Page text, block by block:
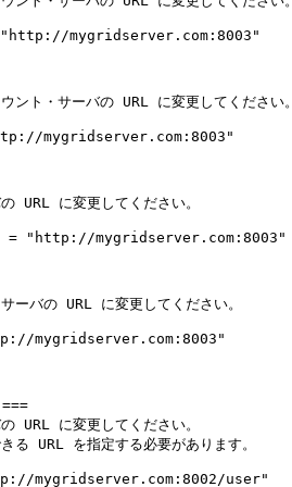
mygridserver.com:8003"
ト・サーバの URL に変更してください。
mygridserver.com:8003"
に変更してください。
"http://mygridserver.com:8003"
バの URL に変更してください。
mygridserver.com:8003"
に変更してください。
URL を指定する必要があります。
user"